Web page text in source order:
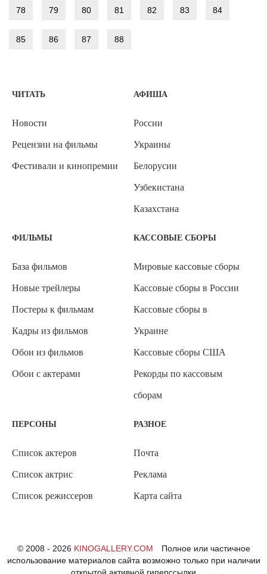
78 79 80 81 82 83 84
85 86 87 88
ЧИТАТЬ
Новости
Рецензии на фильмы
Фестивали и кинопремии
АФИША
России
Украины
Белорусии
Узбекистана
Казахстана
ФИЛЬМЫ
База фильмов
Новые трейлеры
Постеры к фильмам
Кадры из фильмов
Обои из фильмов
Обои с актерами
КАССОВЫЕ СБОРЫ
Мировые кассовые сборы
Кассовые сборы в России
Кассовые сборы в
Украине
Кассовые сборы США
Рекорды по кассовым
сборам
ПЕРСОНЫ
Список актеров
Список актрис
Список режиссеров
РАЗНОЕ
Почта
Реклама
Карта сайта
© 2008 - 2026 KINOGALLERY.COM
Полное или частичное
использование материалов сайта возможно только при наличии
открытой активной гиперссылки